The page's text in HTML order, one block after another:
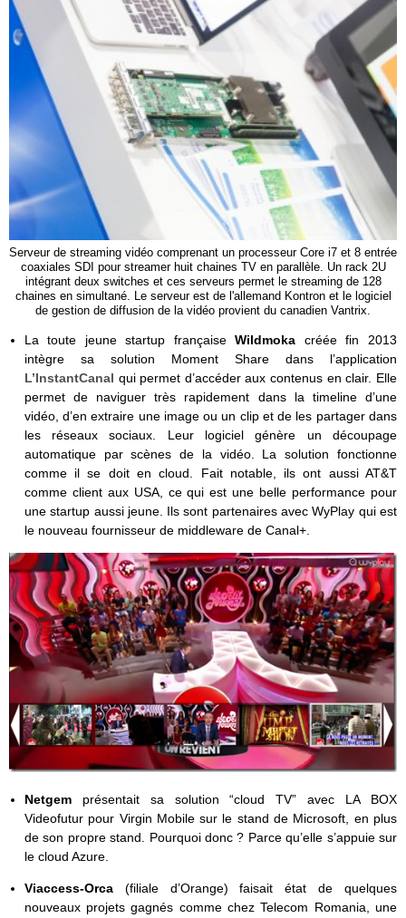
Serveur de streaming vidéo comprenant un processeur Core i7 et 8 entrée
coaxiales SDI pour streamer huit chaines TV en parallèle. Un rack 2U
intégrant deux switches et ces serveurs permet le streaming de 128
chaines en simultané. Le serveur est de l'allemand Kontron et le logiciel
de gestion de diffusion de la vidéo provient du canadien Vantrix.
La toute jeune startup françaiseWildmoka créée fin 2013
intègre sa solution Moment Share dans l’application
L’InstantCanal qui permet d’accéder aux contenus en clair. Elle
permet de naviguer très rapidement dans la timeline d’une
vidéo, d’en extraire une image ou un clip et de les partager dans
les réseaux sociaux. Leur logiciel génère un découpage
automatique par scènes de la vidéo. La solution fonctionne
comme il se doit en cloud. Fait notable, ils ont aussi AT&T
comme client aux USA, ce qui est une belle performance pour
une startup aussi jeune. Ils sont partenaires avec WyPlay qui est
le nouveau fournisseur de middleware de Canal+.
Netgem présentait sa solution “cloud TV” avec LA BOX
Videofutur pour Virgin Mobile sur le stand de Microsoft, en plus
de son propre stand. Pourquoi donc ? Parce qu’elle s’appuie sur
le cloud Azure.
Viaccess-Orca (filiale d’Orange) faisait état de quelques
nouveaux projets gagnés comme chez Telecom Romania, une